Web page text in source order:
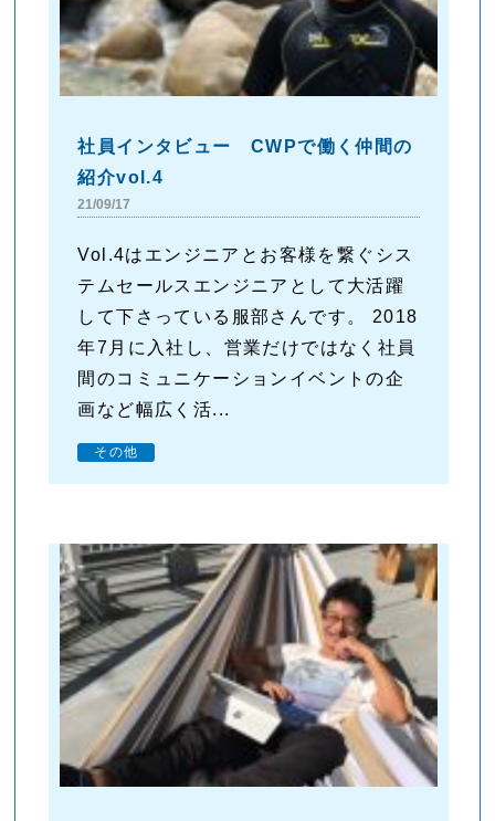
社員インタビュー CWPで働く仲間の
紹介vol.4
21/09/17
Vol.4はエンジニアとお客様を繋ぐシス
テムセールスエンジニアとして大活躍
して下さっている服部さんです。 2018
年7月に入社し、営業だけではなく社員
間のコミュニケーションイベントの企
画など幅広く活...
その他